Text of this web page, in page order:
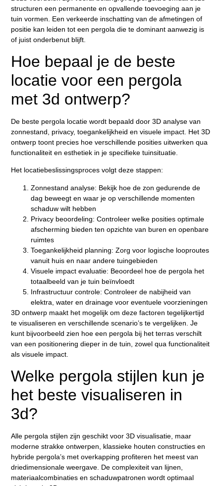
structuren een permanente en opvallende toevoeging aan je
tuin vormen. Een verkeerde inschatting van de afmetingen of
positie kan leiden tot een pergola die te dominant aanwezig is
of juist onderbenut blijft.
Hoe bepaal je de beste
locatie voor een pergola
met 3d ontwerp?
De beste pergola locatie wordt bepaald door 3D analyse van
zonnestand, privacy, toegankelijkheid en visuele impact. Het 3D
ontwerp toont precies hoe verschillende posities uitwerken qua
functionaliteit en esthetiek in je specifieke tuinsituatie.
Het locatiebeslissingsproces volgt deze stappen:
Zonnestand analyse: Bekijk hoe de zon gedurende de
dag beweegt en waar je op verschillende momenten
schaduw wilt hebben
Privacy beoordeling: Controleer welke posities optimale
afscherming bieden ten opzichte van buren en openbare
ruimtes
Toegankelijkheid planning: Zorg voor logische looproutes
vanuit huis en naar andere tuingebieden
Visuele impact evaluatie: Beoordeel hoe de pergola het
totaalbeeld van je tuin beïnvloedt
Infrastructuur controle: Controleer de nabijheid van
elektra, water en drainage voor eventuele voorzieningen
3D ontwerp maakt het mogelijk om deze factoren tegelijkertijd
te visualiseren en verschillende scenario’s te vergelijken. Je
kunt bijvoorbeeld zien hoe een pergola bij het terras verschilt
van een positionering dieper in de tuin, zowel qua functionaliteit
als visuele impact.
Welke pergola stijlen kun je
het beste visualiseren in
3d?
Alle pergola stijlen zijn geschikt voor 3D visualisatie, maar
moderne strakke ontwerpen, klassieke houten constructies en
hybride pergola’s met overkapping profiteren het meest van
driedimensionale weergave. De complexiteit van lijnen,
materiaalcombinaties en schaduwpatronen wordt optimaal